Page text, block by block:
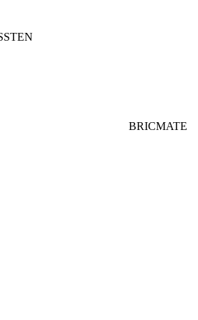
BRICMATE